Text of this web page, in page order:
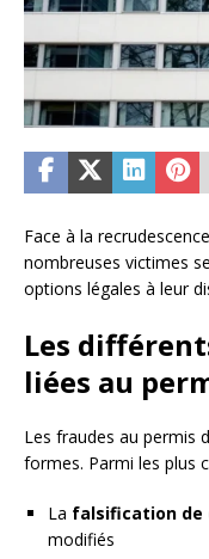
Face à la
nombreuses victimes
options légales à leur
Les
liées au
Les fraudes au permis
formes. Parmi les plus
La falsification de
modifiés